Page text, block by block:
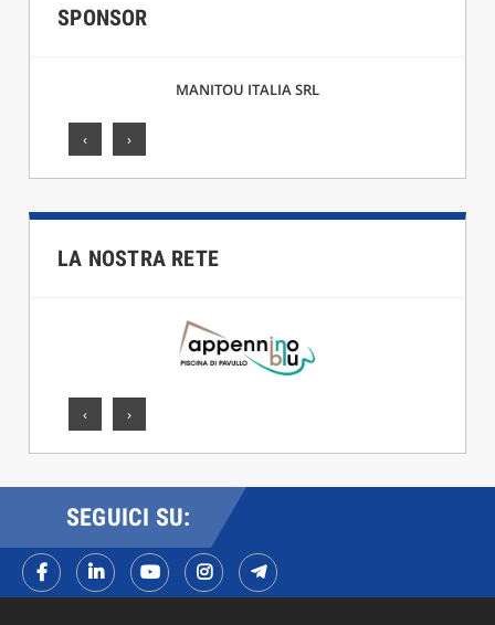
SPONSOR
MANITOU ITALIA SRL
‹ ›
LA NOSTRA RETE
‹ ›
SEGUICI SU: